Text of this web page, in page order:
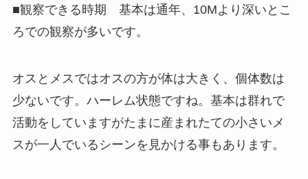
■観察できる時期 基本は通年、10Mより深いとこ
ろでの観察が多いです。
オスとメスではオスの方が体は大きく、個体数は
少ないです。ハーレム状態ですね。基本は群れで
活動をしていますがたまに産まれたての小さいメ
スが一人でいるシーンを見かける事もあります。